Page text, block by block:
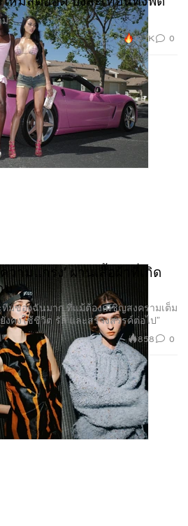
ม
12.7K 0
ความแกร่ง’ ผ่านเสื้อผ้าที่เกิด
ม
มของฉันมาก ที่แม้ต้องเผชิญสงครามเต็ม
คงใช้ชีวิต รัก และสร้างสรรค์ต่อไป”
858 0